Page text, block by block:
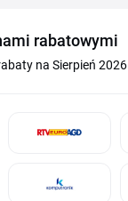
rabatowymi
na Sierpień 2026